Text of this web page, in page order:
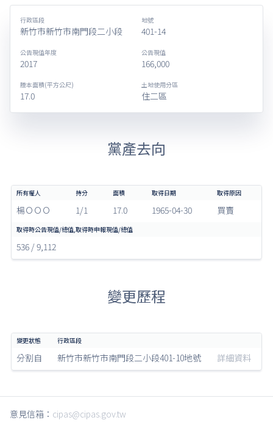
行政區段
新竹市新竹市南門段二小段
地號
401-14
公告現值年度
2017
公告現值
166,000
謄本面積(平方公尺)
17.0
土地使用分區
住二區
黨產去向
楊ＯＯＯ 1/1 17.0 1965-04-30 買賣
536 / 9,112
變更歷程
分割自 新竹市新竹市南門段二小段401-10地號 詳細資料
意見信箱： cipas@cipas.gov.tw